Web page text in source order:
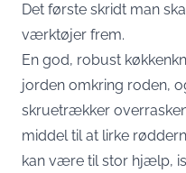
Det første skridt man
værktøjer frem.
En god, robust
jorden omkring roden,
skruetrækker
middel til at lirke
kan være til stor hjælp,